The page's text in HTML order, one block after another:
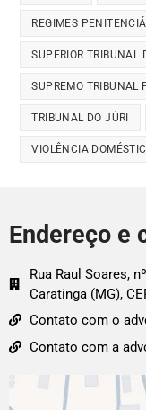
REGIMES
SUPERIOR TRIBUNAL
SUPREMO TRIBUNAL
TRIBUNAL DO JÚRI
VIOLÊNCIA
Endereço e
Rua Raul Soares,
Caratinga (MG),
Contato com o
Contato com a